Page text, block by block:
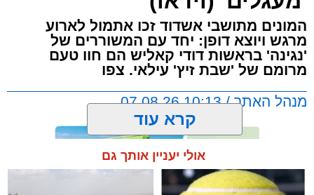
המונים מתושבי אשדוד זכו אתמול לארוע
מרגש ויוצא דופן: יחד עם המשוררים של
'נגינה' בראשות דודי קאליש הם חוו טעם
מרומם של 'שבת זיץ' עילאי. צפו
מנהל האתר / 10:13 07.08.26
קרא עוד
אולי יעניין אותך גם